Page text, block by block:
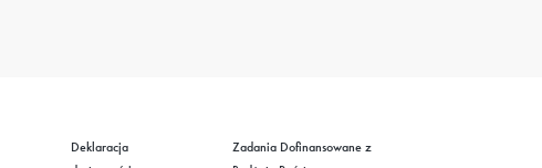
Deklaracja
Zadania Dofinansowane z